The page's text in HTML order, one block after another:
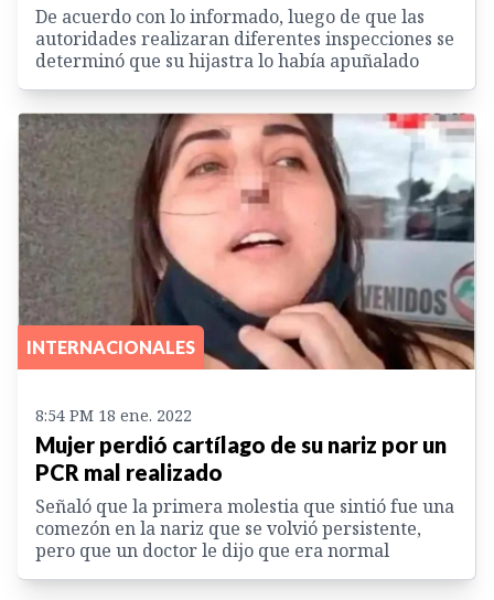
De acuerdo con lo informado, luego de que las
autoridades realizaran diferentes inspecciones se
determinó que su hijastra lo había apuñalado
INTERNACIONALES
8:54 PM 18 ene. 2022
Mujer perdió cartílago de su nariz por un
PCR mal realizado
Señaló que la primera molestia que sintió fue una
comezón en la nariz que se volvió persistente,
pero que un doctor le dijo que era normal